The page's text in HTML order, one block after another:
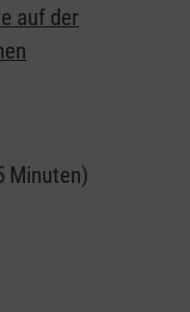
auf der
Minuten)